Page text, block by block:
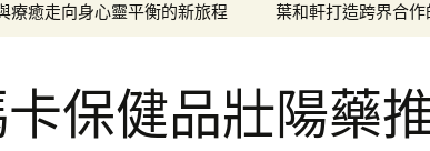
療癒走向身心靈平衡的新旅程 葉和軒打造跨界合
保健品壯陽藥